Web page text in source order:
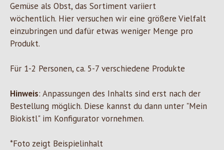
Gemüse als Obst, das Sortiment variiert
wöchentlich. Hier versuchen wir eine größere Vielfalt
einzubringen und dafür etwas weniger Menge pro
Produkt.
Für 1-2 Personen, ca. 5-7 verschiedene Produkte
Hinweis: Anpassungen des Inhalts sind erst nach der
Bestellung möglich. Diese kannst du dann unter "Mein
Biokistl" im Konfigurator vornehmen.
*Foto zeigt Beispielinhalt